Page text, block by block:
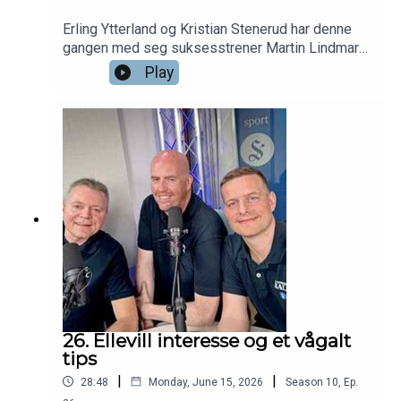
Erling Ytterland og Kristian Stenerud har denne
gangen med seg suksesstrener Martin Lindmark.
AaFKs kvinnelag har tatt Toppserien med storm
og ligger på andreplass etter fjorårets opprykk. I
tillegg er de klare for cupfinalen for første gang i
historien. Lindmark forteller om hvorfor de har
lykkes så godt i år, interessen rundt
nøkkelspillerne, mulighetene i cupfinalen, og han
svarer på Yttis medaljegaranti.
Play
26. Ellevill interesse og et vågalt
tips
28:48 | Monday, June 15, 2026 | Season 10 Ep.